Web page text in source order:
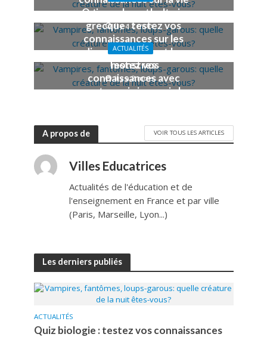
et ses composantes
Il y a 2 mois
Quiz sur la mythologie
grecque : testez vos
connaissances sur les
dieux, les héros et les
monstres
Il y a 2 mois
ACTUALITÉS
Testez vos
connaissances avec
notre quiz japonais !
A propos de VOIR TOUS LES ARTICLES
Villes Educatrices
Actualités de l'éducation et de
l'enseignement en France et par ville
(Paris, Marseille, Lyon...)
Les derniers publiés
ACTUALITÉS
Quiz biologie : testez vos connaissances